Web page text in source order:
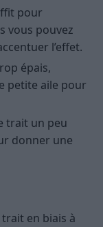
pour
vous pouvez
l’effet.
épais,
petite aile pour
trait un peu
donner une
en biais à